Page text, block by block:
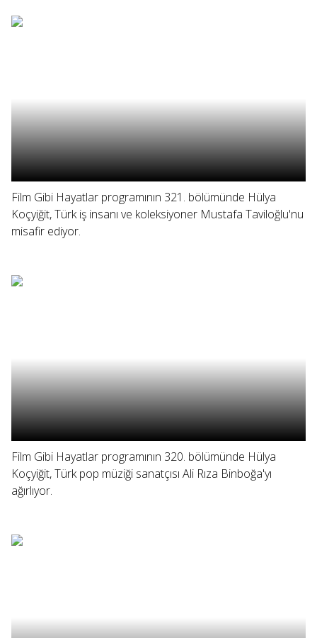
Film Gibi Hayatlar programının 321. bölümünde Hülya
Koçyiğit, Türk iş insanı ve koleksiyoner Mustafa Taviloğlu'nu
misafir ediyor.
Film Gibi Hayatlar programının 320. bölümünde Hülya
Koçyiğit, Türk pop müziği sanatçısı Ali Rıza Binboğa'yı
ağırlıyor.